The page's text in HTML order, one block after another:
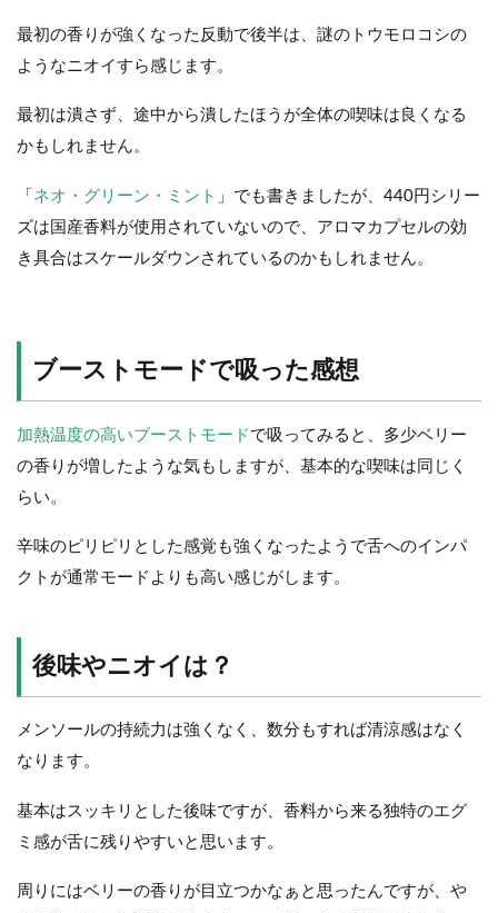
最初の香りが強くなった反動で後半は、謎のトウモロコシの
ようなニオイすら感じます。
最初は潰さず、途中から潰したほうが全体の喫味は良くなる
かもしれません。
「 ネオ・グリーン・ミント 」でも書きましたが、440円シリー
ズは国産香料が使用されていないので、アロマカプセルの効
き具合はスケールダウンされているのかもしれません。
ブーストモードで吸った感想
加熱温度の高いブーストモード で吸ってみると、多少ベリー
の香りが増したような気もしますが、基本的な喫味は同じく
らい。
辛味のピリピリとした感覚も強くなったようで舌へのインパ
クトが通常モードよりも高い感じがします。
後味やニオイは？
メンソールの持続力は強くなく、数分もすれば清涼感はなく
なります。
基本はスッキリとした後味ですが、香料から来る独特のエグ
ミ感が舌に残りやすいと思います。
周りにはベリーの香りが目立つかなぁと思ったんですが、や